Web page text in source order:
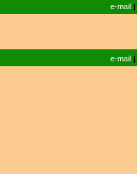
e-mail |
e-mail |